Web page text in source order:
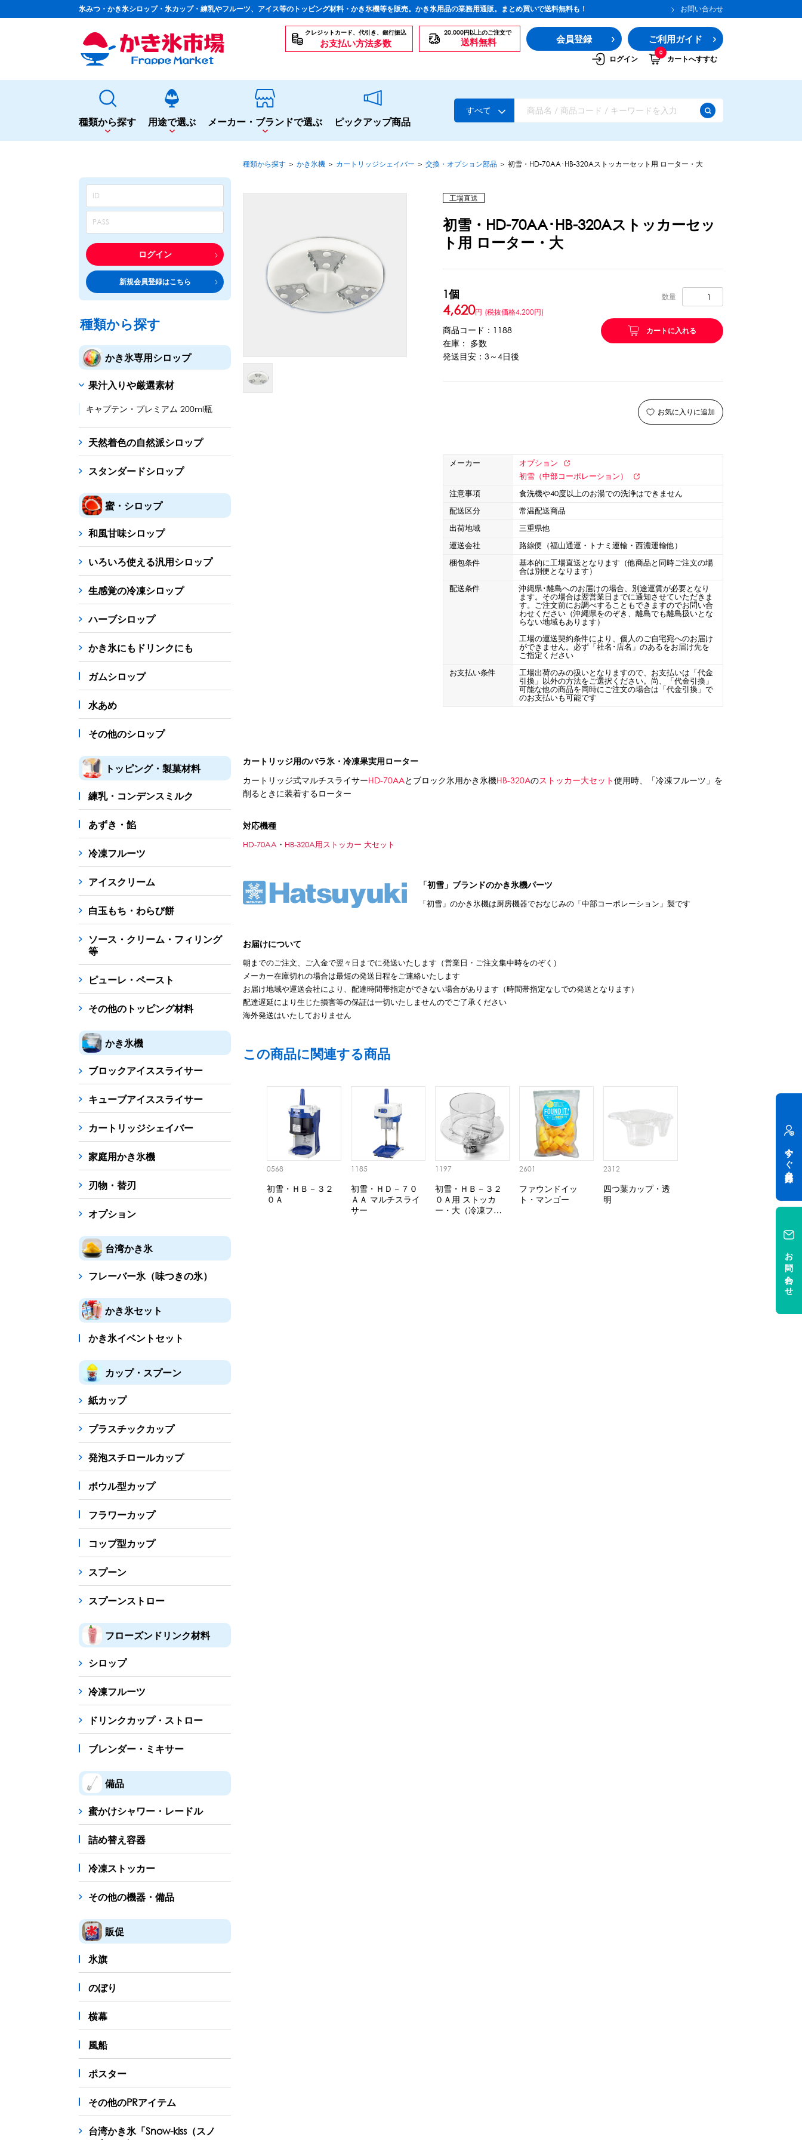
氷みつ・かき氷シロップ・氷カップ・練乳やフルーツ、アイス等のトッピング材料・かき氷機等を販売。かき氷用品の業務用通販。まとめ買いで送料無料も！ お問い合わせ
クレジットカード、代引き、銀行振込
お支払い方法多数
20,000円以上のご注文で
送料無料 会員登録 ご利用ガイド
ログイン
0
カートへすすむ
種類から探す
かき氷専用シロップ
果汁入りや厳選素材
蜜・シロップ
和風甘味シロップ いろいろ使える汎用シロップ 生感覚の冷凍シロップ ハーブシロップ かき氷にもドリンクにも ガムシロップ
トッピング・製菓材料
練乳・コンデンスミルク あずき・餡 冷凍フルーツ アイスクリーム 白玉もち・わらび餅 ソース・クリーム・フィリング等
ブロックアイススライサー キューブアイススライサー カートリッジシェイバー 家庭用かき氷機 刃物・替刃
台湾かき氷
フレーバー氷（味つきの氷）
カップ・スプーン
紙カップ プラスチックカップ 発泡スチロールカップ コップ型カップ スプーン スプーンストロー
フローズンドリンク材料
シロップ 冷凍フルーツ ドリンクカップ・ストロー
備品
蜜かけシャワー・レードル
販促
氷旗 のぼり 横幕
かき氷書籍
かき氷コレクション
用途で選ぶ
夏まつりや夜店に
シロップ
飲食店のサイドメニューに
シロップ トッピング テイクアウト
専門店の副材料に
シロップ トッピング 製菓材料 テイクアウト
ドリンクメニューに
メーカー・ブランドで選ぶ ピックアップ商品
すべて
ログイン
新規会員登録はこちら
種類から探す
かき氷専用シロップ
果汁入りや厳選素材
キャプテン・プレミアム 200ml瓶
天然着色の自然派シロップ
スタンダードシロップ
蜜・シロップ
和風甘味シロップ
いろいろ使える汎用シロップ
生感覚の冷凍シロップ
ハーブシロップ
かき氷にもドリンクにも
ガムシロップ
水あめ
その他のシロップ
トッピング・製菓材料
練乳・コンデンスミルク
あずき・餡
冷凍フルーツ
アイスクリーム
白玉もち・わらび餅
ソース・クリーム・フィリング
等
ピューレ・ペースト
その他のトッピング材料
かき氷機
ブロックアイススライサー
キューブアイススライサー
カートリッジシェイバー
家庭用かき氷機
刃物・替刃
オプション
台湾かき氷
フレーバー氷（味つきの氷）
かき氷セット
かき氷イベントセット
カップ・スプーン
紙カップ
プラスチックカップ
発泡スチロールカップ
ボウル型カップ
フラワーカップ
コップ型カップ
スプーン
スプーンストロー
フローズンドリンク材料
シロップ
冷凍フルーツ
ドリンクカップ・ストロー
ブレンダー・ミキサー
備品
蜜かけシャワー・レードル
詰め替え容器
冷凍ストッカー
その他の機器・備品
販促
氷旗
のぼり
横幕
風船
ポスター
その他のPRアイテム
台湾かき氷「Snow-kiss（スノ
種類から探す ＞ かき氷機 ＞ カートリッジシェイバー ＞ 交換・オプション部品 ＞ 初雪・HD-70AA･HB-320Aストッカーセット用 ローター・大
工場直送
初雪・HD-70AA･HB-320Aストッカーセッ
ト用 ローター・大
1個
4,620円 (税抜価格4,200円)
商品コード：1188
在庫： 多数
発送目安：3～4日後
数量
カートに入れる
お気に入りに追加
メーカー
オプション
初雪（中部コーポレーション）
注意事項
食洗機や40度以上のお湯での洗浄はできません
配送区分
常温配送商品
出荷地域
三重県他
運送会社
路線便（福山通運・トナミ運輸・西濃運輸他）
梱包条件
基本的に工場直送となります（他商品と同時ご注文の場
合は別便となります）
配送条件
沖縄県･離島へのお届けの場合、別途運賃が必要となり
ます。その場合は翌営業日までに通知させていただきま
す。ご注文前にお調べすることもできますのでお問い合
わせください（沖縄県をのぞき、離島でも離島扱いとな
らない地域もあります）
工場の運送契約条件により、個人のご自宅宛へのお届け
ができません。必ず「社名･店名」のあるをお届け先を
ご指定ください
お支払い条件
工場出荷のみの扱いとなりますので、お支払いは「代金
引換」以外の方法をご選択ください。尚、「代金引換」
可能な他の商品を同時にご注文の場合は「代金引換」で
のお支払いも可能です
カートリッジ用のバラ氷・冷凍果実用ローター
カートリッジ式マルチスライサーHD-70AAとブロック氷用かき氷機HB-320Aのストッカー大セット使用時、「冷凍フルーツ」を
削るときに装着するローター
対応機種
HD-70AA ・ HB-320A用ストッカー 大セット
「初雪」ブランドのかき氷機パーツ
「初雪」のかき氷機は厨房機器でおなじみの「中部コーポレーション」製です
お届けについて
朝までのご注文、ご入金で翌々日までに発送いたします（営業日・ご注文集中時をのぞく）
メーカー在庫切れの場合は最短の発送日程をご連絡いたします
お届け地域や運送会社により、配達時間帯指定ができない場合があります（時間帯指定なしでの発送となります）
配達遅延により生じた損害等の保証は一切いたしませんのでご了承ください
海外発送はいたしておりません
この商品に関連する商品
0568
初雪・ＨＢ－３２
０Ａ
1185
初雪・ＨＤ－７０
ＡＡ マルチスライ
サー
1197
初雪・ＨＢ－３２
０Ａ用 ストッカ
ー・大（冷凍フル
2601
ファウンドイッ
ト・マンゴー
2312
四つ葉カップ・透
明
今すぐ会員登録
お問い合わせ